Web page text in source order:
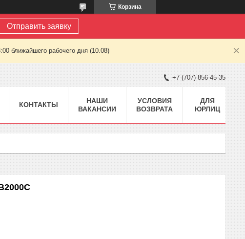
Корзина
Отправить заявку
ближайшего рабочего дня (10.08)
+7 (707) 856-45-35
КОНТАКТЫ
НАШИ
ВАКАНСИИ
УСЛОВИЯ
ВОЗВРАТА
ДЛЯ
ЮРЛИЦ